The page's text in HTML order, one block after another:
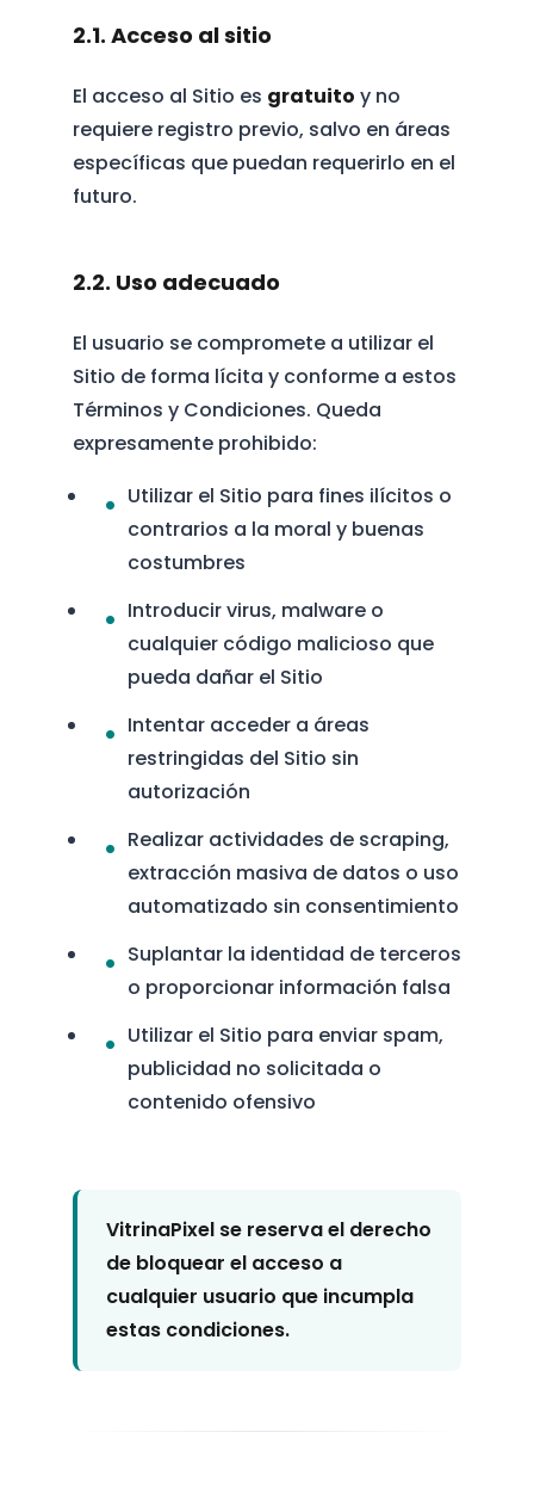
2.1. Acceso al sitio
El acceso al Sitio es gratuito y no
requiere registro previo, salvo en áreas
específicas que puedan requerirlo en el
futuro.
2.2. Uso adecuado
El usuario se compromete a utilizar el
Sitio de forma lícita y conforme a estos
Términos y Condiciones. Queda
expresamente prohibido:
Utilizar el Sitio para fines ilícitos o
contrarios a la moral y buenas
costumbres
Introducir virus, malware o
cualquier código malicioso que
pueda dañar el Sitio
Intentar acceder a áreas
restringidas del Sitio sin
autorización
Realizar actividades de scraping,
extracción masiva de datos o uso
automatizado sin consentimiento
Suplantar la identidad de terceros
o proporcionar información falsa
Utilizar el Sitio para enviar spam,
publicidad no solicitada o
contenido ofensivo
VitrinaPixel se reserva el derecho
de bloquear el acceso a
cualquier usuario que incumpla
estas condiciones.